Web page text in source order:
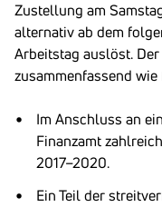
Zustellung am
alternativ ab dem
Arbeitstag auslöst.
zusammenfassend
Im Anschluss an
Finanzamt
2017–2020.
Ein Teil der